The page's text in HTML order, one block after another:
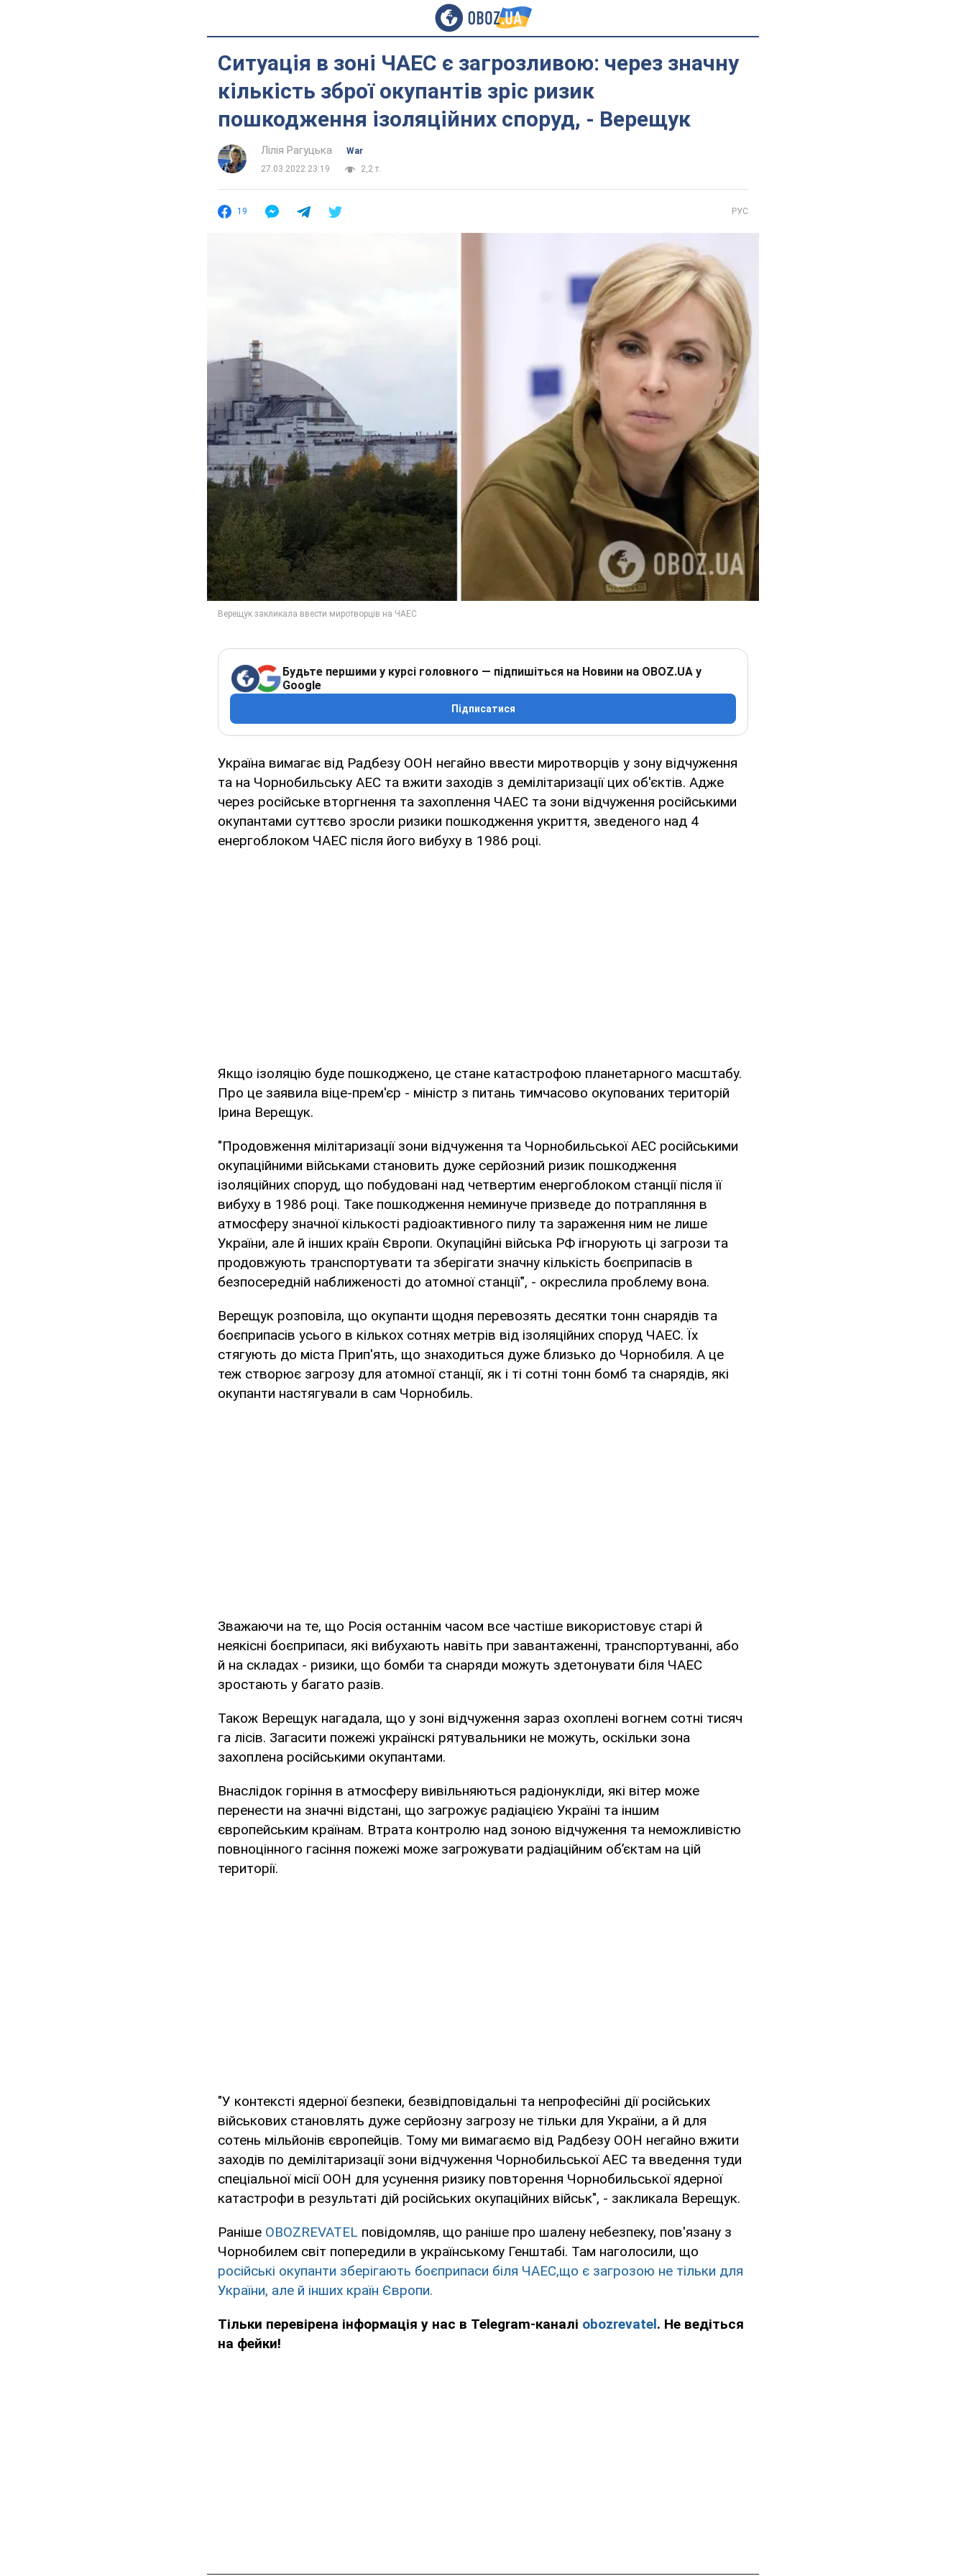
Ситуація в зоні ЧАЕС є загрозливою: через значну
кількість зброї окупантів зріс ризик
пошкодження ізоляційних споруд, - Верещук
Лілія Рагуцька
War
27.03.2022 23:19
2,2 т.
19 РУС
Будьте першими у курсі головного — підпишіться на Новини на OBOZ.UA у
Google
Підписатися
Україна вимагає від Радбезу ООН негайно ввести миротворців у зону відчуження
та на Чорнобильську АЕС та вжити заходів з демілітаризації цих об'єктів. Адже
через російське вторгнення та захоплення ЧАЕС та зони відчуження російськими
окупантами суттєво зросли ризики пошкодження укриття, зведеного над 4
енергоблоком ЧАЕС після його вибуху в 1986 році.
Якщо ізоляцію буде пошкоджено, це стане катастрофою планетарного масштабу.
Про це заявила віце-прем'єр - міністр з питань тимчасово окупованих територій
Ірина Верещук.
"Продовження мілітаризації зони відчуження та Чорнобильської АЕС російськими
окупаційними військами становить дуже серйозний ризик пошкодження
ізоляційних споруд, що побудовані над четвертим енергоблоком станції після її
вибуху в 1986 році. Таке пошкодження неминуче призведе до потрапляння в
атмосферу значної кількості радіоактивного пилу та зараження ним не лише
України, але й інших країн Європи. Окупаційні війська РФ ігнорують ці загрози та
продовжують транспортувати та зберігати значну кількість боєприпасів в
безпосередній наближеності до атомної станції", - окреслила проблему вона.
Верещук розповіла, що окупанти щодня перевозять десятки тонн снарядів та
боєприпасів усього в кількох сотнях метрів від ізоляційних споруд ЧАЕС. Їх
стягують до міста Прип'ять, що знаходиться дуже близько до Чорнобиля. А це
теж створює загрозу для атомної станції, як і ті сотні тонн бомб та снарядів, які
окупанти настягували в сам Чорнобиль.
Зважаючи на те, що Росія останнім часом все частіше використовує старі й
неякісні боєприпаси, які вибухають навіть при завантаженні, транспортуванні, або
й на складах - ризики, що бомби та снаряди можуть здетонувати біля ЧАЕС
зростають у багато разів.
Також Верещук нагадала, що у зоні відчуження зараз охоплені вогнем сотні тисяч
га лісів. Загасити пожежі українскі рятувальники не можуть, оскільки зона
захоплена російськими окупантами.
Внаслідок горіння в атмосферу вивільняються радіонукліди, які вітер може
перенести на значні відстані, що загрожує радіацією Україні та іншим
європейським країнам. Втрата контролю над зоною відчуження та неможливістю
повноцінного гасіння пожежі може загрожувати радіаційним об’єктам на цій
території.
"У контексті ядерної безпеки, безвідповідальні та непрофесійні дії російських
військових становлять дуже серйозну загрозу не тільки для України, а й для
сотень мільйонів європейців. Тому ми вимагаємо від Радбезу ООН негайно вжити
заходів по демілітаризації зони відчуження Чорнобильської АЕС та введення туди
спеціальної місії ООН для усунення ризику повторення Чорнобильської ядерної
катастрофи в результаті дій російських окупаційних військ", - закликала Верещук.
Раніше OBOZREVATEL повідомляв, що раніше про шалену небезпеку, пов'язану з
Чорнобилем світ попередили в українському Генштабі. Там наголосили, що
російські окупанти зберігають боєприпаси біля ЧАЕС,що є загрозою не тільки для
України, але й інших країн Європи.
Тільки перевірена інформація у нас в Telegram-каналі obozrevatel. Не ведіться
на фейки!